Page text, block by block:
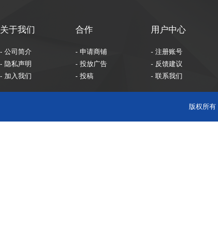
关于我们
- 公司简介
- 隐私声明
- 加入我们
合作
- 申请商铺
- 投放广告
- 投稿
用户中心
- 注册账号
- 反馈建议
- 联系我们
版权所